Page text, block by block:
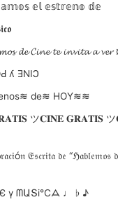
𝕖𝕝 𝕖𝕤𝕥𝕣𝕖𝕟𝕠 𝕕𝕖
𝓭𝓮 𝓒𝓲𝓷𝓮 𝓽𝓮 𝓲𝓷𝓿𝓲𝓽𝓪 𝓪 𝓿𝓮𝓻
ʎ ƎNIϽ
de≋ HOY≋≋
ツ𝐂𝐈𝐍𝐄 𝐆𝐑𝐀𝐓𝐈𝐒
𝔈𝔰𝔠𝔯𝔦𝔱𝔞 𝔡𝔢
ү ᗰԱՏі℃ᗋ ♩ ♭ ♪